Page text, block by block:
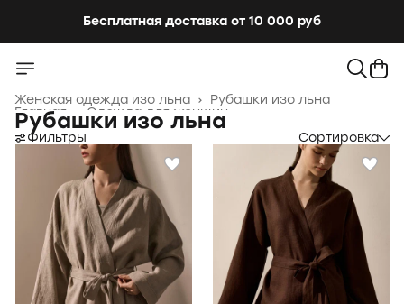
Бесплатная доставка от 10 000 руб
Рубашки изо льна
Женская одежда изо льна ›
Одежда для женщин
Главная
Рубашки изо льна
Фильтры Сортировка